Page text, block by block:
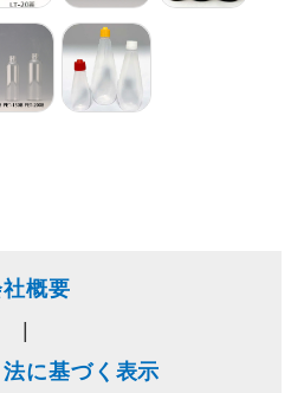
概要
|
に基づく表示